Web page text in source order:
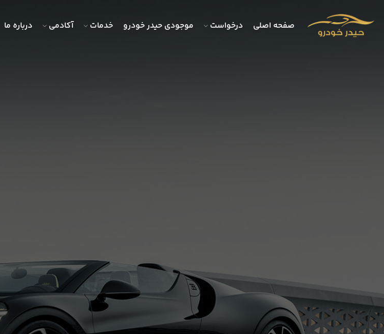
صفحه اصلی درخواست موجودی حیدر خودرو خدمات آکادمی درباره ما